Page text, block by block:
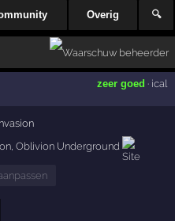
Overig 🔍
zeer goed · ical
,Oblivion Underground